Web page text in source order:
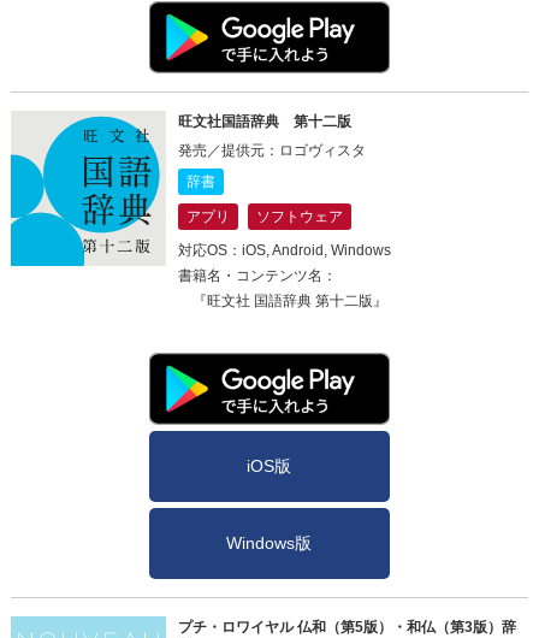
旺文社国語辞典 第十二版
発売／提供元：ロゴヴィスタ
辞書
アプリ
ソフトウェア
対応OS：iOS, Android, Windows
書籍名・コンテンツ名：
『旺文社 国語辞典 第十二版』
iOS版
Windows版
プチ・ロワイヤル 仏和（第5版）・和仏（第3版）辞